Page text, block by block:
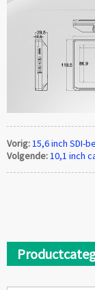
Vorig:15,6 inch SDI-
Volgende:10,1 inch